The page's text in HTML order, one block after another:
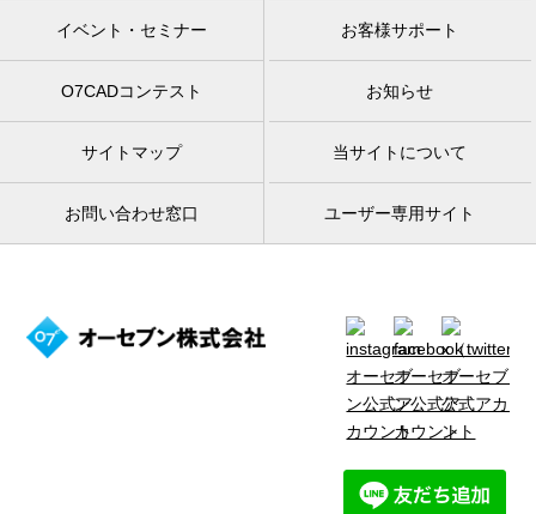
イベント・セミナー お客様サポート
O7CADコンテスト お知らせ
サイトマップ 当サイトについて
お問い合わせ窓口 ユーザー専用サイト